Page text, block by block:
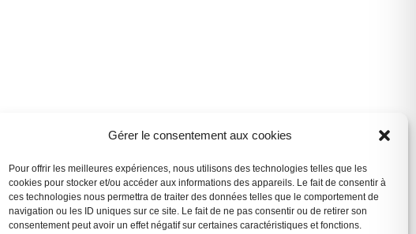
Gérer le consentement aux cookies
Pour offrir les meilleures expériences, nous utilisons des technologies telles que les
cookies pour stocker et/ou accéder aux informations des appareils. Le fait de consentir à
ces technologies nous permettra de traiter des données telles que le comportement de
navigation ou les ID uniques sur ce site. Le fait de ne pas consentir ou de retirer son
consentement peut avoir un effet négatif sur certaines caractéristiques et fonctions.